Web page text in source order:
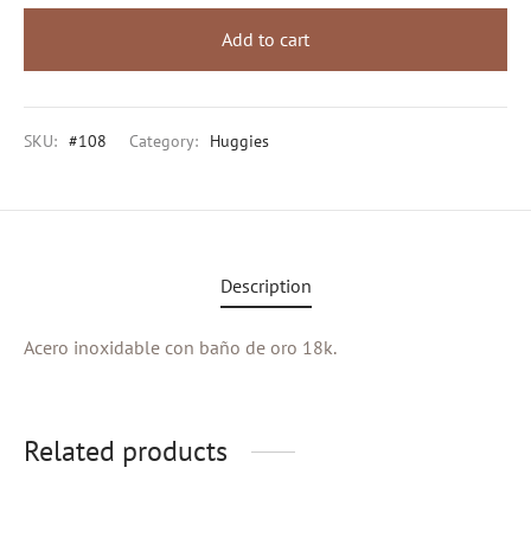
Add to cart
SKU: #108 Category: Huggies
Description
Acero inoxidable con baño de oro 18k.
Related products